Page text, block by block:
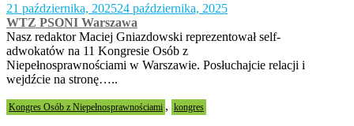
21 października, 202524 października, 2025
WTZ PSONI Warszawa
Nasz redaktor Maciej Gniazdowski reprezentował self-
adwokatów na 11 Kongresie Osób z
Niepełnosprawnościami w Warszawie. Posłuchajcie relacji i
wejdźcie na stronę…..
Kongres Osób z Niepełnosprawnościami , kongres